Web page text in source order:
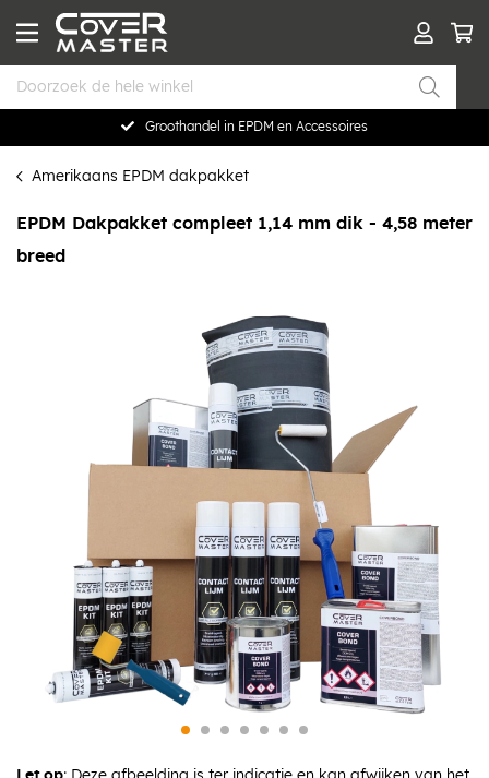
Groothandel in EPDM en Accessoires
Amerikaans EPDM dakpakket
EPDM Dakpakket compleet 1,14 mm dik - 4,58 meter
breed